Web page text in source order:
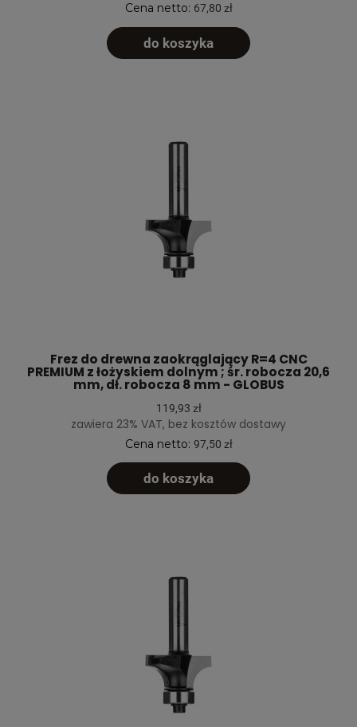
Cena netto: 67,80 zł
do koszyka
Frez do drewna zaokrąglający R=4 CNC
PREMIUM z łożyskiem dolnym ; śr. robocza 20,6
mm, dł. robocza 8 mm - GLOBUS
119,93 zł
zawiera 23% VAT, bez kosztów dostawy
Cena netto: 97,50 zł
do koszyka